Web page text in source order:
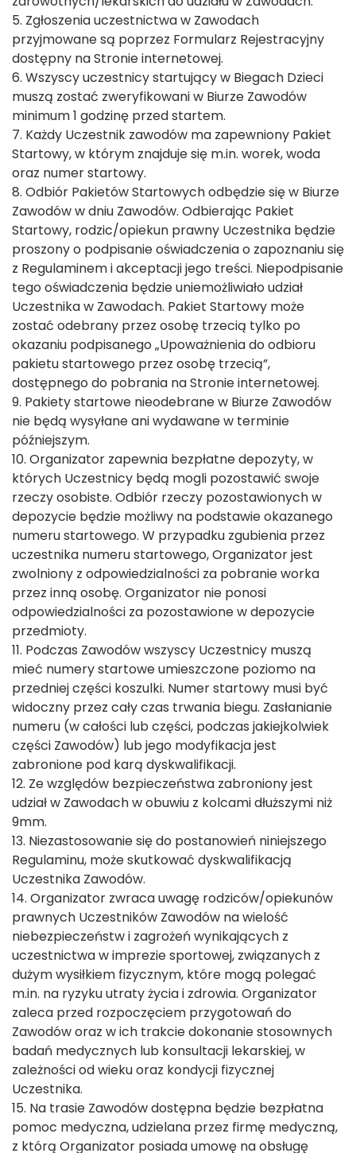
5. Zgłoszenia uczestnictwa w Zawodach
przyjmowane są poprzez Formularz Rejestracyjny
dostępny na Stronie internetowej.
6. Wszyscy uczestnicy startujący w Biegach Dzieci
muszą zostać zweryfikowani w Biurze Zawodów
minimum 1 godzinę przed startem.
7. Każdy Uczestnik zawodów ma zapewniony Pakiet
Startowy, w którym znajduje się m.in. worek, woda
oraz numer startowy.
8. Odbiór Pakietów Startowych odbędzie się w Biurze
Zawodów w dniu Zawodów. Odbierając Pakiet
Startowy, rodzic/opiekun prawny Uczestnika będzie
proszony o podpisanie oświadczenia o zapoznaniu się
z Regulaminem i akceptacji jego treści. Niepodpisanie
tego oświadczenia będzie uniemożliwiało udział
Uczestnika w Zawodach. Pakiet Startowy może
zostać odebrany przez osobę trzecią tylko po
okazaniu podpisanego „Upoważnienia do odbioru
pakietu startowego przez osobę trzecią”,
dostępnego do pobrania na Stronie internetowej.
9. Pakiety startowe nieodebrane w Biurze Zawodów
nie będą wysyłane ani wydawane w terminie
późniejszym.
10. Organizator zapewnia bezpłatne depozyty, w
których Uczestnicy będą mogli pozostawić swoje
rzeczy osobiste. Odbiór rzeczy pozostawionych w
depozycie będzie możliwy na podstawie okazanego
numeru startowego. W przypadku zgubienia przez
uczestnika numeru startowego, Organizator jest
zwolniony z odpowiedzialności za pobranie worka
przez inną osobę. Organizator nie ponosi
odpowiedzialności za pozostawione w depozycie
przedmioty.
11. Podczas Zawodów wszyscy Uczestnicy muszą
mieć numery startowe umieszczone poziomo na
przedniej części koszulki. Numer startowy musi być
widoczny przez cały czas trwania biegu. Zasłanianie
numeru (w całości lub części, podczas jakiejkolwiek
części Zawodów) lub jego modyfikacja jest
zabronione pod karą dyskwalifikacji.
12. Ze względów bezpieczeństwa zabroniony jest
udział w Zawodach w obuwiu z kolcami dłuższymi niż
9mm.
13. Niezastosowanie się do postanowień niniejszego
Regulaminu, może skutkować dyskwalifikacją
Uczestnika Zawodów.
14. Organizator zwraca uwagę rodziców/opiekunów
prawnych Uczestników Zawodów na wielość
niebezpieczeństw i zagrożeń wynikających z
uczestnictwa w imprezie sportowej, związanych z
dużym wysiłkiem fizycznym, które mogą polegać
m.in. na ryzyku utraty życia i zdrowia. Organizator
zaleca przed rozpoczęciem przygotowań do
Zawodów oraz w ich trakcie dokonanie stosownych
badań medycznych lub konsultacji lekarskiej, w
zależności od wieku oraz kondycji fizycznej
Uczestnika.
15. Na trasie Zawodów dostępna będzie bezpłatna
pomoc medyczna, udzielana przez firmę medyczną,
z którą Organizator posiada umowę na obsługę